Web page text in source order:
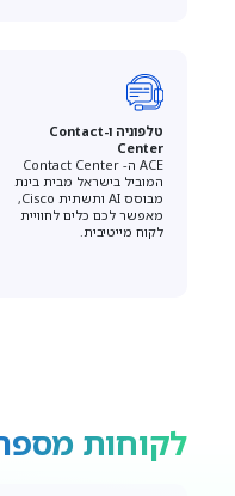
טלפוניה ו-Contact
Center
ACE ה- Contact Center
המוביל בישראל מבית בינת
מבוסס AI ותשתית Cisco,
מאפשר לכם כלים לחוויית
לקוח מייטיבית.
לקוחות